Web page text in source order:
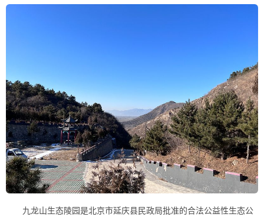
九龙山生态陵园是北京市延庆县民政局批准的合法公益性生态公